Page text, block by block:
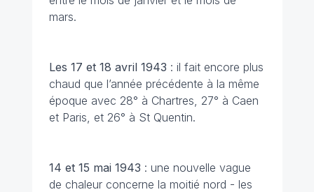
mars.
Les 17 et 18 avril 1943 : il fait encore plus
chaud que l’année précédente à la même
époque avec 28° à Chartres, 27° à Caen
et Paris, et 26° à St Quentin.
14 et 15 mai 1943 : une nouvelle vague
de chaleur concerne la moitié nord - les